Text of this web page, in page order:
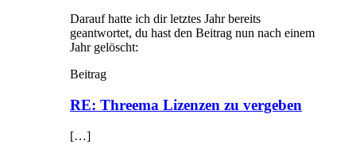
Darauf hatte ich dir letztes Jahr bereits
geantwortet, du hast den Beitrag nun nach einem
Jahr gelöscht:
Beitrag
RE: Threema Lizenzen zu vergeben
[…]